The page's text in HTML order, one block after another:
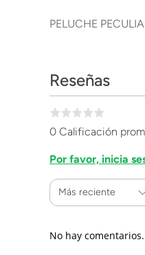
PELUCHE
Reseñas
0 Calificación
Por favor, inicia
Más reciente
No hay comentarios.